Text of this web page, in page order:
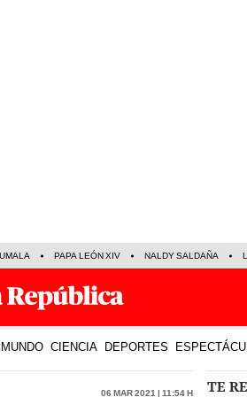
MUNDO CIENCIA DEPORTES
06 Mar 2021 | 11:54 h